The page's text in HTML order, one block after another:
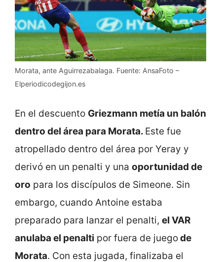
Morata, ante Aguirrezabalaga. Fuente: AnsaFoto –
Elperiodicodegijon.es
En el descuento Griezmann metía un balón
dentro del área para Morata. Este fue
atropellado dentro del área por Yeray y
derivó en un penalti y una oportunidad de
oro para los discípulos de Simeone. Sin
embargo, cuando Antoine estaba
preparado para lanzar el penalti, el VAR
anulaba el penalti por fuera de juegode
Morata. Con esta jugada, finalizaba el